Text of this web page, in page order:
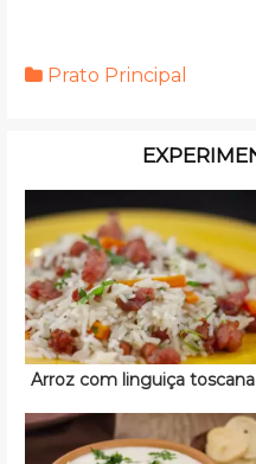
Prato Principal
Arroz com linguiça toscana